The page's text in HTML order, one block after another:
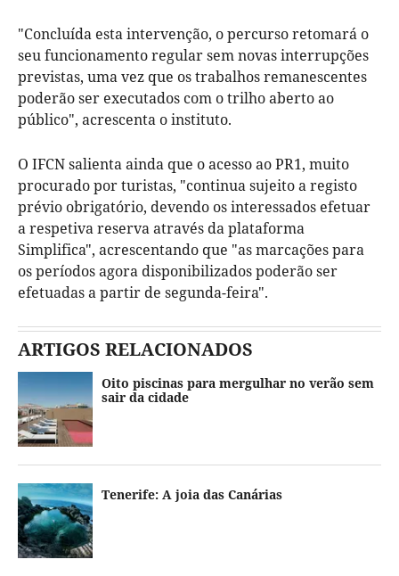
"Concluída esta intervenção, o percurso retomará o
seu funcionamento regular sem novas interrupções
previstas, uma vez que os trabalhos remanescentes
poderão ser executados com o trilho aberto ao
público", acrescenta o instituto.
O IFCN salienta ainda que o acesso ao PR1, muito
procurado por turistas, "continua sujeito a registo
prévio obrigatório, devendo os interessados efetuar
a respetiva reserva através da plataforma
Simplifica", acrescentando que "as marcações para
os períodos agora disponibilizados poderão ser
efetuadas a partir de segunda-feira".
ARTIGOS RELACIONADOS
Oito piscinas para mergulhar no verão sem
sair da cidade
Tenerife: A joia das Canárias